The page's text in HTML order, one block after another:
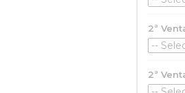
2ª
2ª